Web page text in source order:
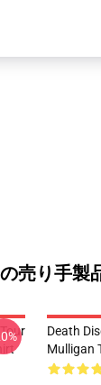
売り手製
Death
Mulligan